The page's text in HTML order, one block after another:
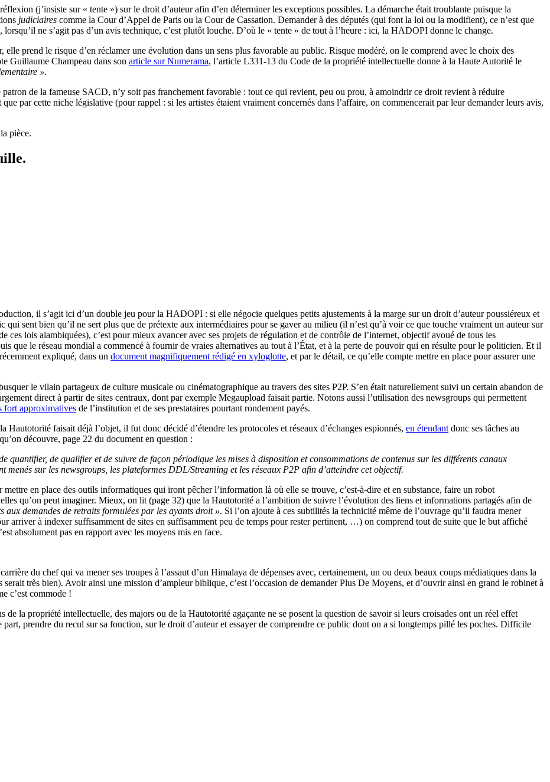
(j’insiste sur « tente ») sur le droit d’auteur afin d’en déterminer les exceptions possibles. La démarche était troublante puisque la
judiciaires comme la Cour d’Appel de Paris ou la Cour de Cassation. Demander à des députés (qui font la loi ou la modifient), ce n’est que
ne s’agit pas d’un avis technique, c’est plutôt louche. D’où le « tente » de tout à l’heure : ici, la HADOPI donne le change.
prend le risque d’en réclamer une évolution dans un sens plus favorable au public. Risque modéré, on le comprend avec le choix des
Guillaume Champeau dans son article sur Numerama, l’article L331-13 du Code de la propriété intellectuelle donne à la Haute Autorité le
».
de la fameuse SACD, n’y soit pas franchement favorable : tout ce qui revient, peu ou prou, à amoindrir ce droit revient à réduire
par cette niche législative (pour rappel : si les artistes étaient vraiment concernés dans l’affaire, on commencerait par leur demander leurs avis,
pièce.
il s’agit ici d’un double jeu pour la HADOPI : si elle négocie quelques petits ajustements à la marge sur un droit d’auteur poussiéreux et
sent bien qu’il ne sert plus que de prétexte aux intermédiaires pour se gaver au milieu (il n’est qu’à voir ce que touche vraiment un auteur sur
lois alambiquées), c’est pour mieux avancer avec ses projets de régulation et de contrôle de l’internet, objectif avoué de tous les
que le réseau mondial a commencé à fournir de vraies alternatives au tout à l’État, et à la perte de pouvoir qui en résulte pour le politicien. Et il
expliqué, dans un document magnifiquement rédigé en xyloglotte, et par le détail, ce qu’elle compte mettre en place pour assurer une
le vilain partageux de culture musicale ou cinématographique au travers des sites P2P. S’en était naturellement suivi un certain abandon de
direct à partir de sites centraux, dont par exemple Megaupload faisait partie. Notons aussi l’utilisation des newsgroups qui permettent
fort approximatives de l’institution et de ses prestataires pourtant rondement payés.
Hautotorité faisait déjà l’objet, il fut donc décidé d’étendre les protocoles et réseaux d’échanges espionnés, en étendant donc ses tâches au
découvre, page 22 du document en question :
quantifier, de qualifier et de suivre de façon périodique les mises à disposition et consommations de contenus sur les différents canaux
menés sur les newsgroups, les plateformes DDL/Streaming et les réseaux P2P afin d’atteindre cet objectif.
en place des outils informatiques qui iront pêcher l’information là où elle se trouve, c’est-à-dire et en substance, faire un robot
qu’on peut imaginer. Mieux, on lit (page 32) que la Hautotorité a l’ambition de suivre l’évolution des liens et informations partagés afin de
aux demandes de retraits formulées par les ayants droit ». Si l’on ajoute à ces subtilités la technicité même de l’ouvrage qu’il faudra mener
arriver à indexer suffisamment de sites en suffisamment peu de temps pour rester pertinent, …) on comprend tout de suite que le but affiché
absolument pas en rapport avec les moyens mis en face.
du chef qui va mener ses troupes à l’assaut d’un Himalaya de dépenses avec, certainement, un ou deux beaux coups médiatiques dans la
très bien). Avoir ainsi une mission d’ampleur biblique, c’est l’occasion de demander Plus De Moyens, et d’ouvrir ainsi en grand le robinet à
c’est commode !
la propriété intellectuelle, des majors ou de la Hautotorité agaçante ne se posent la question de savoir si leurs croisades ont un réel effet
prendre du recul sur sa fonction, sur le droit d’auteur et essayer de comprendre ce public dont on a si longtemps pillé les poches. Difficile